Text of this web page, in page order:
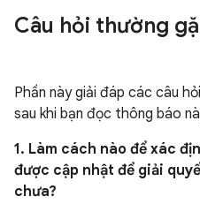
Câu hỏi thường
Phần này giải đáp các câu
sau khi bạn đọc thông báo
1. Làm cách nào để xác
được cập nhật để giải
chưa?